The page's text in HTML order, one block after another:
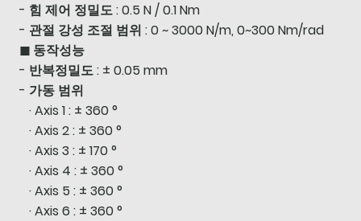
- 힘 제어 정밀도 : 0.5 N / 0.1 Nm
- 관절 강성 조절 범위 : 0 ~ 3000 N/m, 0~300 Nm/rad
◼ 동작성능
- 반복정밀도 : ± 0.05 mm
- 가동 범위
· Axis 1 : ± 360 °
· Axis 2 : ± 360 °
· Axis 3 : ± 170 °
· Axis 4 : ± 360 °
· Axis 5 : ± 360 °
· Axis 6 : ± 360 °